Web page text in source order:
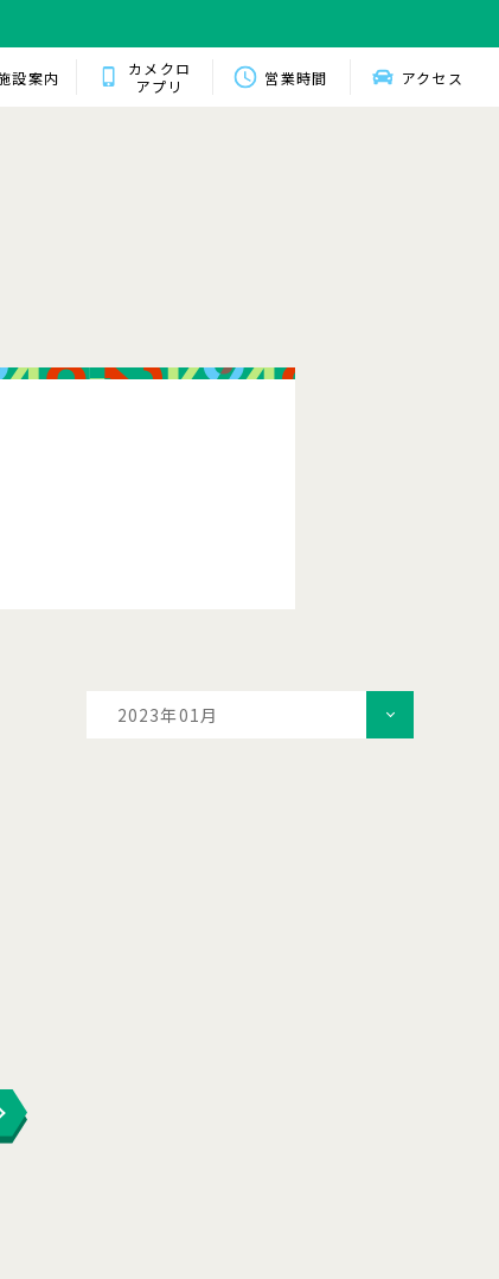
設案内
カメクロ
アプリ
営業時間 アクセス
2023年01月